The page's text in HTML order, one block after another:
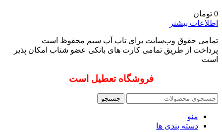
0 تومان
اطلاعات بیشتر
تمامی حقوق وب‌سایت برای تاپ آپ سیم محفوظ است
پرداخت از طریق تمامی کارت های بانکی عضو شتاب امکان پذیر
است
فروشگاه تعطیل است
جستجو
منو
دسته بندی ها